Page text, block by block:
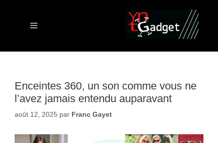
Menu
Enceintes 360, un son comme vous ne
l’avez jamais entendu auparavant
août 12, 2025 par Franc Gayet